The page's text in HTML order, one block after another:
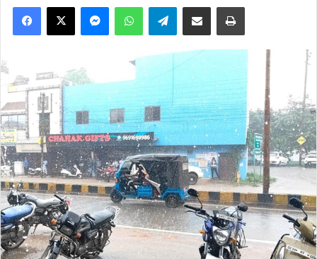
Facebook
X MessengerWhatsAppTelegramShare via Email Print